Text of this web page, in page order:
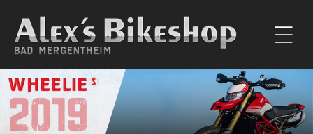
Alex’s Bikeshop
Motorradhändler Bad
Kawasaki Vertragshändler